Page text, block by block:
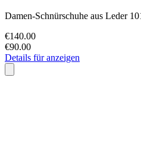
Damen-Schnürschuhe aus Leder
€140.00
€90.00
Details für anzeigen